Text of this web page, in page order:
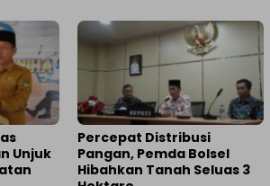
Unjuk
Percepat Distribusi
Pangan, Pemda Bolsel
Hibahkan Tanah Seluas 3